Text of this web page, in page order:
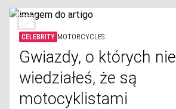
CELEBRITY MOTORCYCLES
Gwiazdy, o których nie
wiedziałeś, że są
motocyklistami